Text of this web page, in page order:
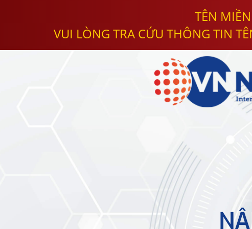
TÊN
VUI LÒNG TRA CỨU THÔNG TIN